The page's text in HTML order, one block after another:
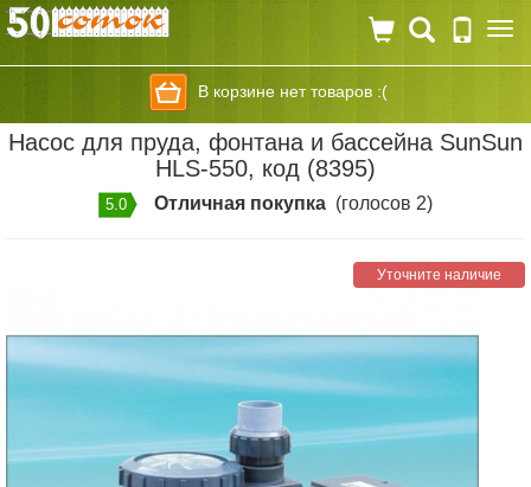
В корзине нет товаров :(
Насос для пруда, фонтана и бассейна SunSun
HLS-550, код (8395)
5.0 Отличная покупка (голосов 2)
Уточните наличие